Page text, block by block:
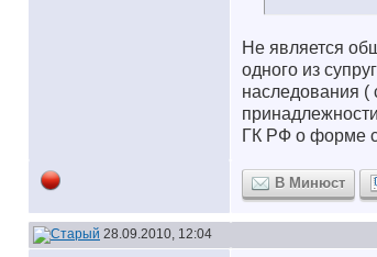
Не является
одного из
наследования
ГК РФ о форме
В Минюст
28.09.2010, 12:04